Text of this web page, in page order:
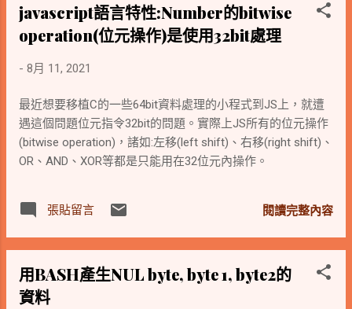
javascript語言特性:Number的bitwise
operation(位元操作)是使用32bit處理
- 8月 11, 2021
最近想要移植C的一些64bit資料處理的小程式到JS上，就遭
遇這個問題位元指令32bit的問題。實際上JS所有的位元操作
(bitwise operation)，諸如:左移(left shift)、右移(right shift)、
OR、AND、XOR等都是只能用在32位元內操作。
張貼留言 閱讀完整內容
用BASH產生NUL byte, byte 1, byte2的
資料